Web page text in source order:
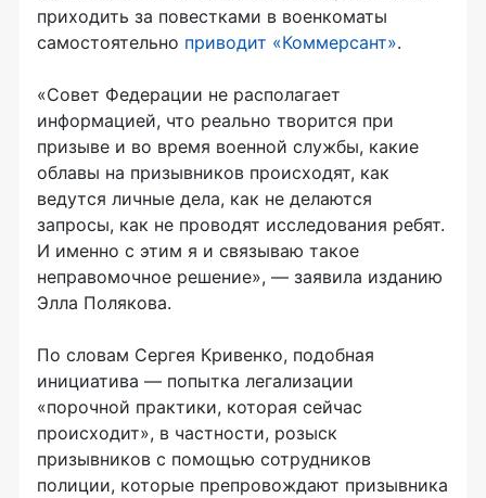
приходить за повестками в военкоматы
самостоятельно приводит «Коммерсант».
«Совет Федерации не располагает
информацией, что реально творится при
призыве и во время военной службы, какие
облавы на призывников происходят, как
ведутся личные дела, как не делаются
запросы, как не проводят исследования ребят.
И именно с этим я и связываю такое
неправомочное решение», — заявила изданию
Элла Полякова.
По словам Сергея Кривенко, подобная
инициатива — попытка легализации
«порочной практики, которая сейчас
происходит», в частности, розыск
призывников с помощью сотрудников
полиции, которые препровождают призывника